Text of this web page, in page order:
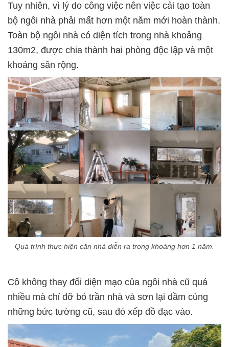
Tuy nhiên, vì lý do công việc nên việc cải tạo toàn
bộ ngôi nhà phải mất hơn một năm mới hoàn thành.
Toàn bộ ngôi nhà có diện tích trong nhà khoảng
130m2, được chia thành hai phòng độc lập và một
khoảng sân rộng.
Quá trình thực hiện căn nhà diễn ra trong khoảng hơn 1 năm.
Cô không thay đổi diện mạo của ngôi nhà cũ quá
nhiều mà chỉ dỡ bỏ trần nhà và sơn lại dầm cùng
những bức tường cũ, sau đó xếp đồ đạc vào.